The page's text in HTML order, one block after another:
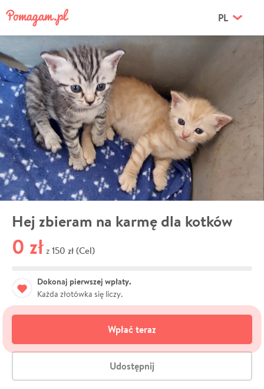
PL
Hej zbieram na karmę dla kotków
0 zł z 150 zł (Cel)
Dokonaj pierwszej wpłaty.
Każda złotówka się liczy.
Wpłać teraz
Udostępnij